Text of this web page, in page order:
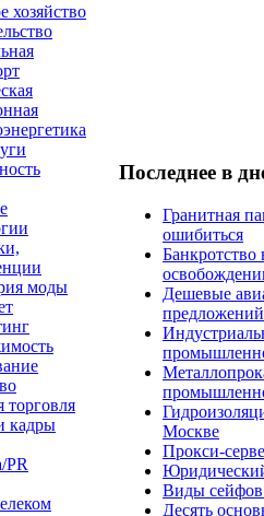
хозяйство
моды
торговля
кадры
PR
Последнее в
Гранитная
ошибиться
Дешевые
предложений
Москве
Прокси-
Виды
Десять